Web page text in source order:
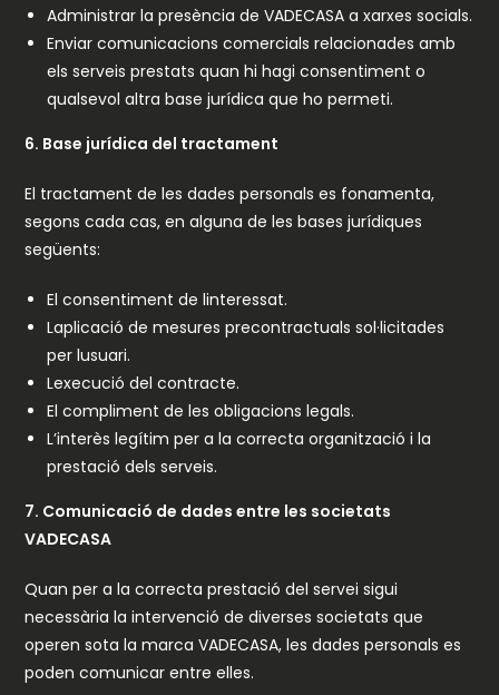
Administrar la presència de VADECASA a xarxes socials.
Enviar comunicacions comercials relacionades amb
els serveis prestats quan hi hagi consentiment o
qualsevol altra base jurídica que ho permeti.
6. Base jurídica del tractament
El tractament de les dades personals es fonamenta,
segons cada cas, en alguna de les bases jurídiques
següents:
El consentiment de linteressat.
Laplicació de mesures precontractuals sol·licitades
per lusuari.
Lexecució del contracte.
El compliment de les obligacions legals.
L’interès legítim per a la correcta organització i la
prestació dels serveis.
7. Comunicació de dades entre les societats
VADECASA
Quan per a la correcta prestació del servei sigui
necessària la intervenció de diverses societats que
operen sota la marca VADECASA, les dades personals es
poden comunicar entre elles.